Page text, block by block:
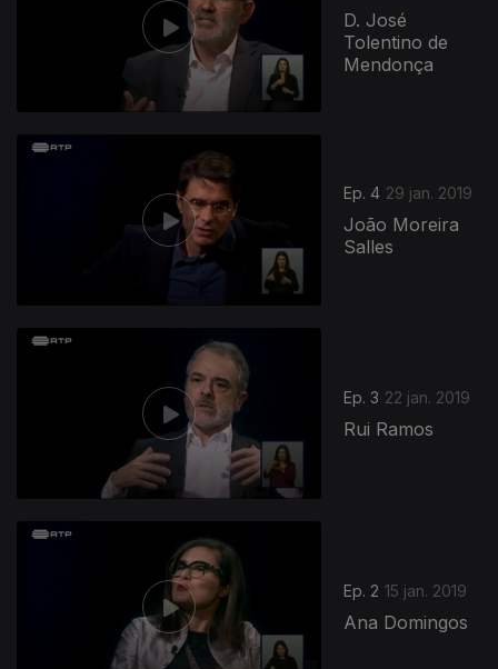
D. José
Tolentino de
Mendonça
Ep. 4 29 jan. 2019
João Moreira
Salles
Ep. 3 22 jan. 2019
Rui Ramos
Ep. 2 15 jan. 2019
Ana Domingos
384383